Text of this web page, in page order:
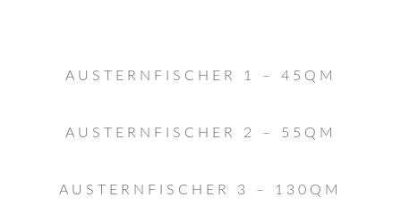
AUSTERNFISCHER 1 – 45QM
AUSTERNFISCHER 2 – 55QM
AUSTERNFISCHER 3 – 130QM